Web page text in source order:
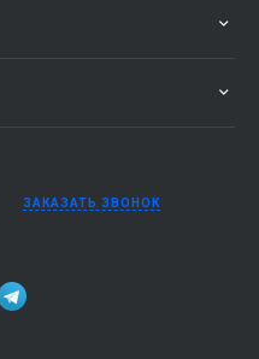
ЗАКАЗАТЬ ЗВОНОК